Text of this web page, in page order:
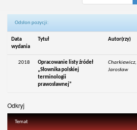
Odsłon pozycji:
Data
wydania
Tytuł Autor(rzy)
2018
Opracowanie listy źródeł
„Słownika polskiej
terminologii
prawosławnej”
Charkiewicz,
Jarosław
Odkryj
Temat